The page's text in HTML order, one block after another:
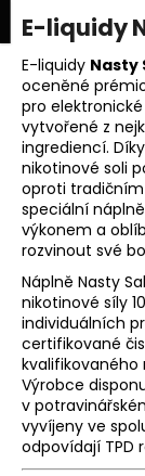
Přejít
na
obsah
E-liquidy
E-liquidy Nasty
oceněné
pro
vytvořené z
ingrediencí.
nikotinové soli
oproti
speciální
výkonem a
rozvinout své
Náplně Nasty
nikotinové síly
individuálních
certifikované
kvalifikovaného
Výrobce
v
vyvíjeny ve
odpovídají TPD
o Zpět
Zpět
C
o
p
o
t
ř
e
b
u
j
e
t
e